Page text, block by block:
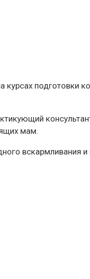
подготовки
мам.
вскармливания